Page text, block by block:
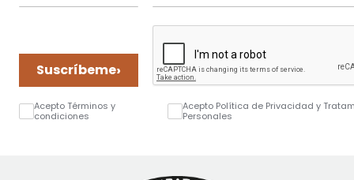
Suscríbeme›
Acepto Términos y
condiciones
Acepto Política de Privacidad y
Personales